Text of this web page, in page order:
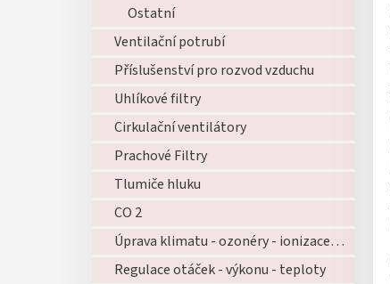
Ostatní
Ventilační potrubí
Příslušenství pro rozvod vzduchu
Uhlíkové filtry
Cirkulační ventilátory
Prachové Filtry
Tlumiče hluku
CO 2
Úprava klimatu - ozonéry - ionizace - zvlhčovače - atd...
Regulace otáček - výkonu - teploty